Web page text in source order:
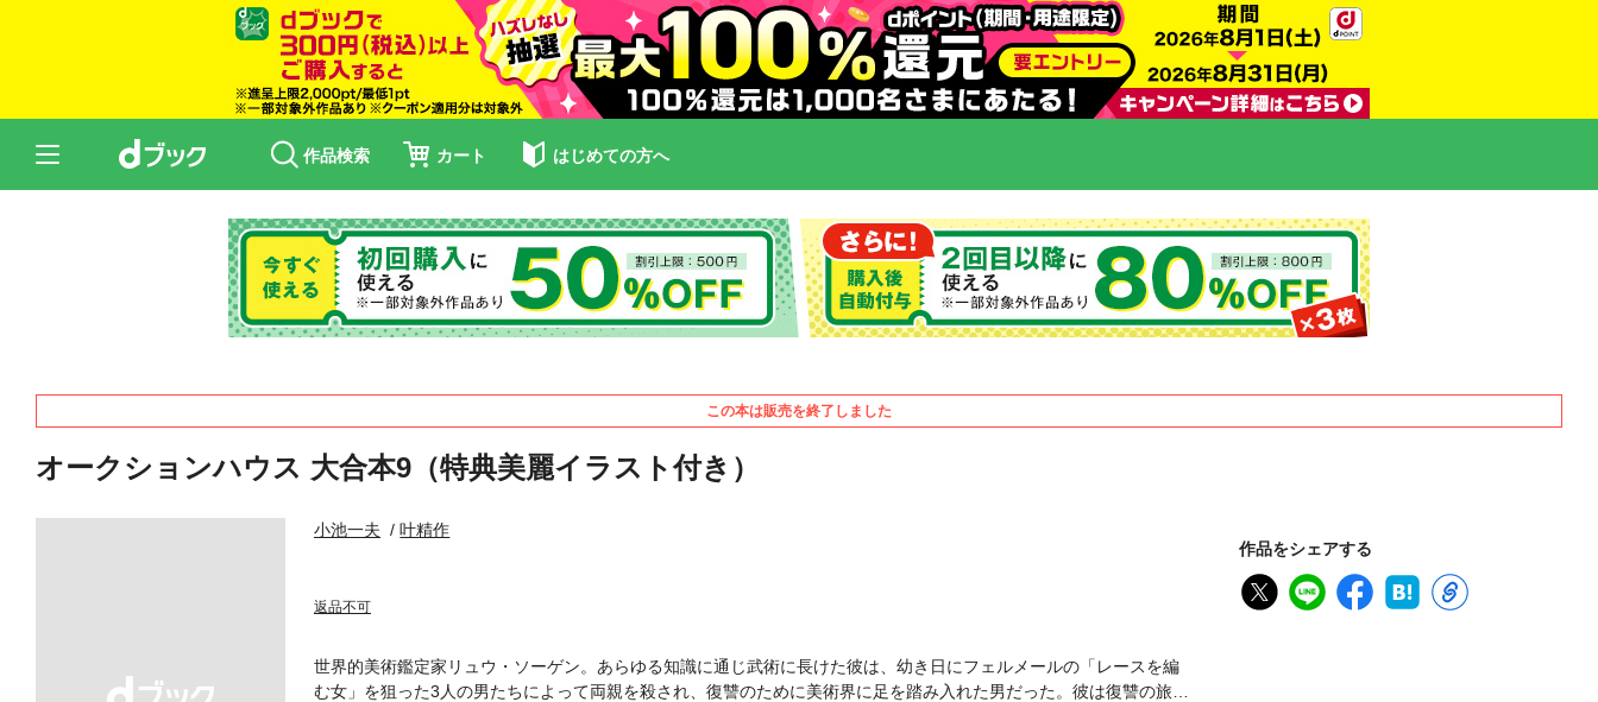
作品検索 カート はじめての方へ
この本は販売を終了しました
オークションハウス 大合本9（特典美麗イラスト付き）
小池一夫 叶精作
返品不可
作品をシェアする
世界的美術鑑定家リュウ・ソーゲン。あらゆる知識に通じ武術に長けた彼は、幼き日にフェルメールの「レースを編
む女」を狙った3人の男たちによって両親を殺され、復讐のために美術界に足を踏み入れた男だった。彼は復讐の旅の